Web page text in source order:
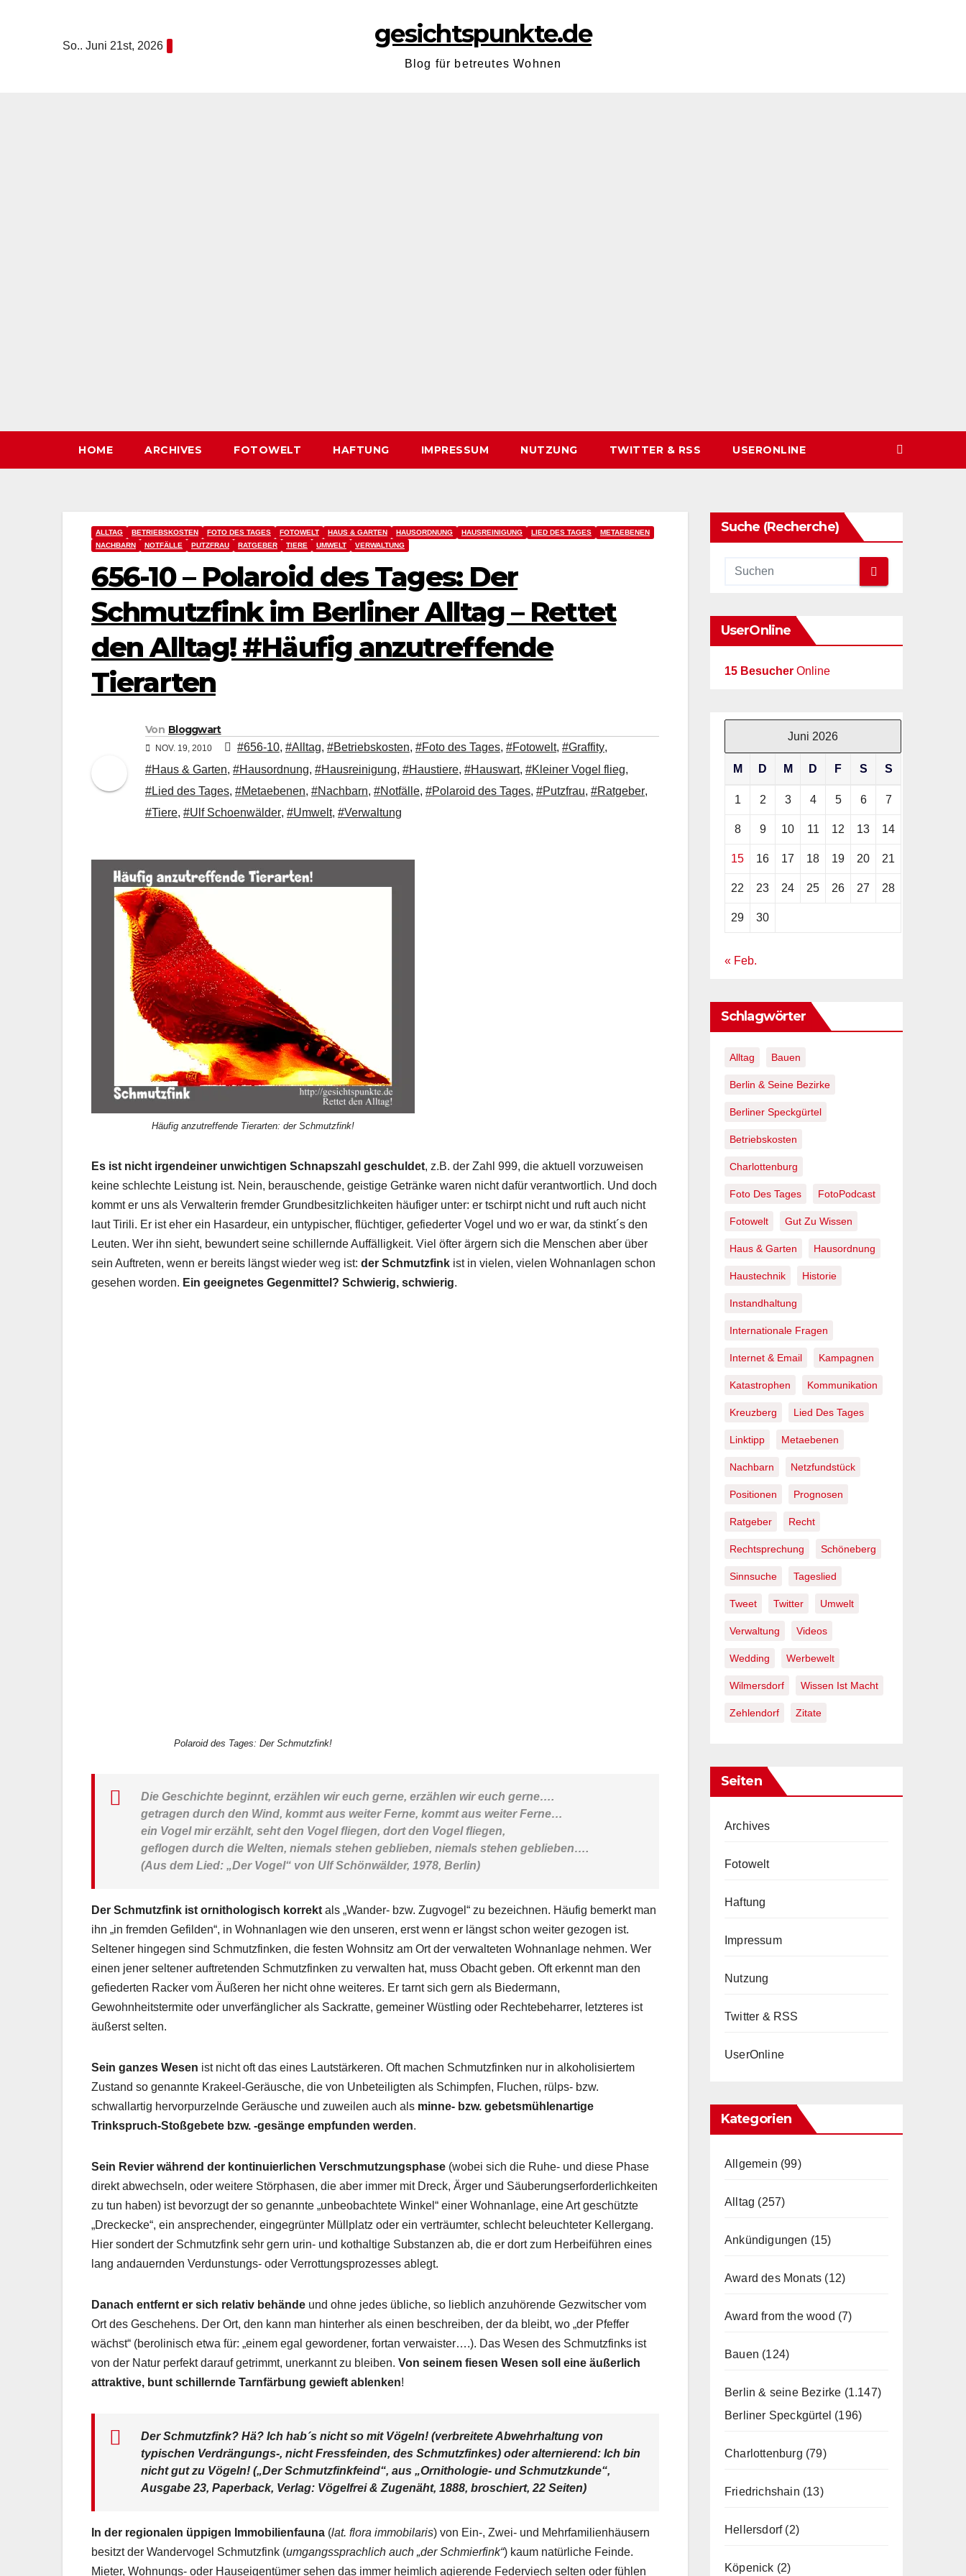
So.. Juni 21st, 2026 gesichtspunkte.de
Blog für betreutes Wohnen
HOME ARCHIVES FOTOWELT HAFTUNG IMPRESSUM NUTZUNG TWITTER & RSS USERONLINE
ALLTAG BETRIEBSKOSTEN FOTO DES TAGES FOTOWELT HAUS & GARTEN HAUSORDNUNG HAUSREINIGUNG LIED DES TAGES
METAEBENEN
NACHBARN
NOTFÄLLE PUTZFRAU RATGEBER TIERE UMWELT VERWALTUNG
656-10 – Polaroid des Tages: Der
Schmutzfink im Berliner Alltag – Rettet
den Alltag! #Häufig anzutreffende
Tierarten
Von Bloggwart
NOV. 19, 2010 #656-10, #Alltag, #Betriebskosten, #Foto des Tages, #Fotowelt, #Graffity,
#Haus & Garten, #Hausordnung, #Hausreinigung, #Haustiere, #Hauswart, #Kleiner Vogel flieg,
#Lied des Tages, #Metaebenen, #Nachbarn, #Notfälle, #Polaroid des Tages, #Putzfrau, #Ratgeber,
#Tiere, #Ulf Schoenwälder, #Umwelt, #Verwaltung
Häufig anzutreffende Tierarten: der Schmutzfink!
Es ist nicht irgendeiner unwichtigen Schnapszahl geschuldet, z.B. der Zahl 999, die aktuell vorzuweisen
keine schlechte Leistung ist. Nein, berauschende, geistige Getränke waren nicht dafür verantwortlich. Und doch
kommt er uns als Verwalterin fremder Grundbesitzlichkeiten häufiger unter: er tschirpt nicht und ruft auch nicht
laut Tirili. Er ist eher ein Hasardeur, ein untypischer, flüchtiger, gefiederter Vogel und wo er war, da stinkt´s den
Leuten. Wer ihn sieht, bewundert seine schillernde Auffälligkeit. Viel öfter ärgern sich die Menschen aber über
sein Auftreten, wenn er bereits längst wieder weg ist: der Schmutzfink ist in vielen, vielen Wohnanlagen schon
gesehen worden. Ein geeignetes Gegenmittel? Schwierig, schwierig.
Polaroid des Tages: Der Schmutzfink!
Die Geschichte beginnt, erzählen wir euch gerne, erzählen wir euch gerne….
getragen durch den Wind, kommt aus weiter Ferne, kommt aus weiter Ferne…
ein Vogel mir erzählt, seht den Vogel fliegen, dort den Vogel fliegen,
geflogen durch die Welten, niemals stehen geblieben, niemals stehen geblieben….
(Aus dem Lied: „Der Vogel“ von Ulf Schönwälder, 1978, Berlin)
Der Schmutzfink ist ornithologisch korrekt als „Wander- bzw. Zugvogel“ zu bezeichnen. Häufig bemerkt man
ihn „in fremden Gefilden“, in Wohnanlagen wie den unseren, erst wenn er längst schon weiter gezogen ist.
Seltener hingegen sind Schmutzfinken, die festen Wohnsitz am Ort der verwalteten Wohnanlage nehmen. Wer
einen jener seltener auftretenden Schmutzfinken zu verwalten hat, muss Obacht geben. Oft erkennt man den
gefiederten Racker vom Äußeren her nicht ohne weiteres. Er tarnt sich gern als Biedermann,
Gewohnheitstermite oder unverfänglicher als Sackratte, gemeiner Wüstling oder Rechtebeharrer, letzteres ist
äußerst selten.
Sein ganzes Wesen ist nicht oft das eines Lautstärkeren. Oft machen Schmutzfinken nur in alkoholisiertem
Zustand so genannte Krakeel-Geräusche, die von Unbeteiligten als Schimpfen, Fluchen, rülps- bzw.
schwallartig hervorpurzelnde Geräusche und zuweilen auch als minne- bzw. gebetsmühlenartige
Trinkspruch-Stoßgebete bzw. -gesänge empfunden werden.
Sein Revier während der kontinuierlichen Verschmutzungsphase (wobei sich die Ruhe- und diese Phase
direkt abwechseln, oder weitere Störphasen, die aber immer mit Dreck, Ärger und Säuberungserforderlichkeiten
zu tun haben) ist bevorzugt der so genannte „unbeobachtete Winkel“ einer Wohnanlage, eine Art geschützte
„Dreckecke“, ein ansprechender, eingegrünter Müllplatz oder ein verträumter, schlecht beleuchteter Kellergang.
Hier sondert der Schmutzfink sehr gern urin- und kothaltige Substanzen ab, die er dort zum Herbeiführen eines
lang andauernden Verdunstungs- oder Verrottungsprozesses ablegt.
Danach entfernt er sich relativ behände und ohne jedes übliche, so lieblich anzuhörende Gezwitscher vom
Ort des Geschehens. Der Ort, den kann man hinterher als einen beschreiben, der da bleibt, wo „der Pfeffer
wächst“ (berolinisch etwa für: „einem egal gewordener, fortan verwaister….). Das Wesen des Schmutzfinks ist
von der Natur perfekt darauf getrimmt, unerkannt zu bleiben. Von seinem fiesen Wesen soll eine äußerlich
attraktive, bunt schillernde Tarnfärbung gewieft ablenken!
Der Schmutzfink? Hä? Ich hab´s nicht so mit Vögeln! (verbreitete Abwehrhaltung von
typischen Verdrängungs-, nicht Fressfeinden, des Schmutzfinkes) oder alternierend: Ich bin
nicht gut zu Vögeln! („Der Schmutzfinkfeind“, aus „Ornithologie- und Schmutzkunde“,
Ausgabe 23, Paperback, Verlag: Vögelfrei & Zugenäht, 1888, broschiert, 22 Seiten)
In der regionalen üppigen Immobilienfauna (lat. flora immobilaris) von Ein-, Zwei- und Mehrfamilienhäusern
besitzt der Wandervogel Schmutzfink (umgangssprachlich auch „der Schmierfink“) kaum natürliche Feinde.
Mieter, Wohnungs- oder Hauseigentümer sehen das immer heimlich agierende Federviech selten oder fühlen
Suche (Recherche)
UserOnline
15 Besucher Online
Juni 2026
M D M D F S S
1 2 3 4 5 6 7
8 9 10 11 12 13 14
15 16 17 18 19 20 21
22 23 24 25 26 27 28
29 30
« Feb.
Schlagwörter
Alltag Bauen
Berlin & Seine Bezirke
Berliner Speckgürtel
Betriebskosten
Charlottenburg
Foto Des Tages FotoPodcast
Fotowelt Gut Zu Wissen
Haus & Garten Hausordnung
Haustechnik Historie
Instandhaltung
Internationale Fragen
Internet & Email Kampagnen
Katastrophen Kommunikation
Kreuzberg Lied Des Tages
Linktipp Metaebenen
Nachbarn Netzfundstück
Positionen Prognosen
Ratgeber Recht
Rechtsprechung Schöneberg
Sinnsuche Tageslied
Tweet Twitter Umwelt
Verwaltung Videos
Wedding Werbewelt
Wilmersdorf Wissen Ist Macht
Zehlendorf Zitate
Seiten
Archives
Fotowelt
Haftung
Impressum
Nutzung
Twitter & RSS
UserOnline
Kategorien
Allgemein (99)
Alltag (257)
Ankündigungen (15)
Award des Monats (12)
Award from the wood (7)
Bauen (124)
Berlin & seine Bezirke (1.147)
Berliner Speckgürtel (196)
Charlottenburg (79)
Friedrichshain (13)
Hellersdorf(2)
Köpenick (2)